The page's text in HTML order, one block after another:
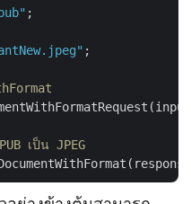
;
เป็น JPEG